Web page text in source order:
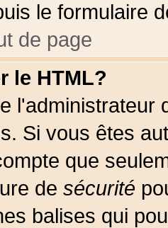
le formulaire
de page
le HTML?
l'administrateur
Si vous êtes
que
de sécurité
balises qui